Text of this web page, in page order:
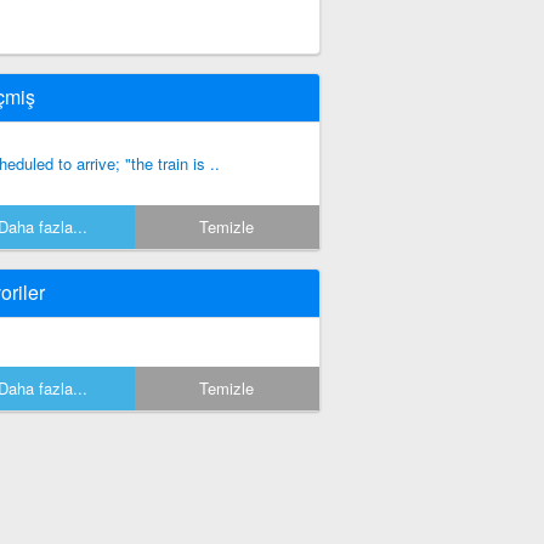
to arrive; "the train is ..
Daha fazla... Temizle
Daha fazla... Temizle